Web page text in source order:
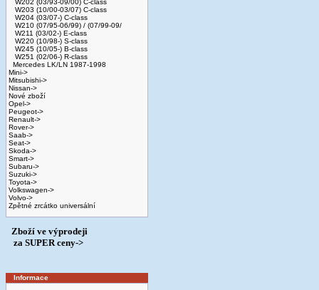
W202 (03/93-09/00) C-class
W203 (10/00-03/07) C-class
W204 (03/07-) C-class
W210 (07/95-06/99) / (07/99-09/
W211 (03/02-) E-class
W220 (10/98-) S-class
W245 (10/05-) B-class
W251 (02/06-) R-class
Mercedes LK/LN 1987-1998
Mini->
Mitsubishi->
Nissan->
Nové zboží
Opel->
Peugeot->
Renault->
Rover->
Saab->
Seat->
Skoda->
Smart->
Subaru->
Suzuki->
Toyota->
Volkswagen->
Volvo->
Zpětné zrcátko universální
Zboží ve výprodeji
­ za SUPER ceny->
Informace